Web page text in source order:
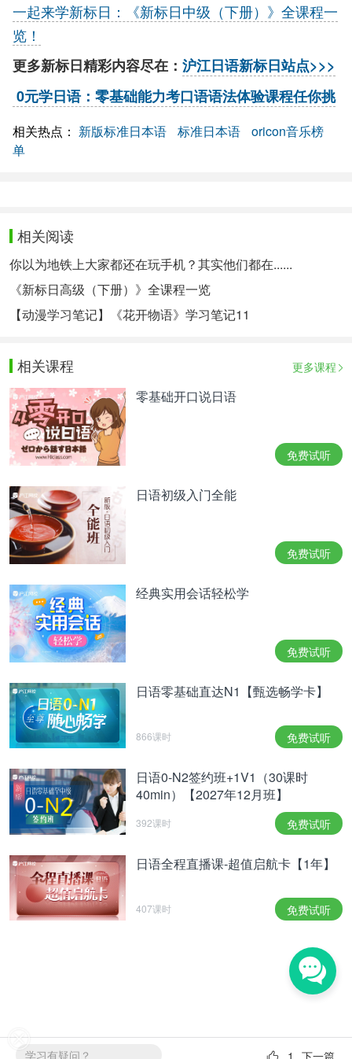
一起来学新标日：《新标日中级（下册）》全课程一
览！
更多新标日精彩内容尽在： 沪江日语新标日站点>>>
0元学日语：零基础能力考口语语法体验课程任你挑
相关热点： 新版标准日本语 标准日本语
oricon音乐榜
单
相关阅读
你以为地铁上大家都还在玩手机？其实他们都在......
《新标日高级（下册）》全课程一览
【动漫学习笔记】《花开物语》学习笔记11
相关课程 更多课程
零基础开口说日语
免费试听
日语初级入门全能
免费试听
经典实用会话轻松学
免费试听
日语零基础直达N1【甄选畅学卡】
866课时 免费试听
日语0-N2签约班+1V1（30课时
40min）【2027年12月班】
392课时 免费试听
日语全程直播课-超值启航卡【1年】
407课时 免费试听
学习有疑问？ 下一篇
1